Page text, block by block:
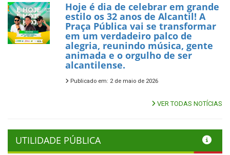
Hoje é dia de celebrar em grande
estilo os 32 anos de Alcantil! A
Praça Pública vai se transformar
em um verdadeiro palco de
alegria, reunindo música, gente
animada e o orgulho de ser
alcantilense.
Publicado em: 2 de maio de 2026
VER TODAS NOTÍCIAS
UTILIDADE PÚBLICA